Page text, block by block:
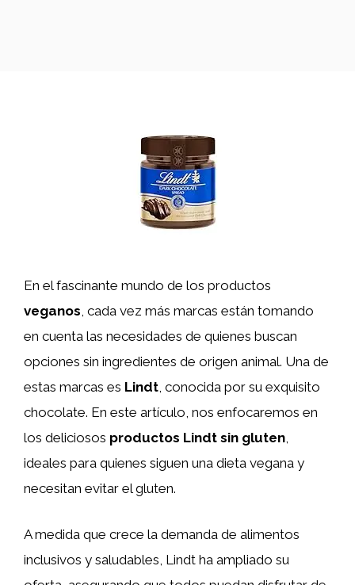
En el fascinante mundo de los productos
veganos, cada vez más marcas están tomando
en cuenta las necesidades de quienes buscan
opciones sin ingredientes de origen animal. Una de
estas marcas es Lindt, conocida por su exquisito
chocolate. En este artículo, nos enfocaremos en
los deliciosos productos Lindt sin gluten,
ideales para quienes siguen una dieta vegana y
necesitan evitar el gluten.
A medida que crece la demanda de alimentos
inclusivos y saludables, Lindt ha ampliado su